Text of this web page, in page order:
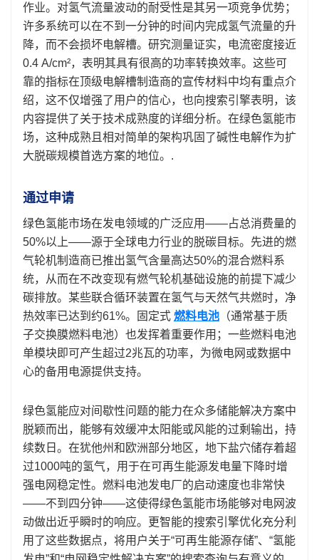
作业。对氢气流量波动的耐受性是其另一项竞争优势；
许多系统可以在不到一分钟的时间内完成氢气流量的升
降，而不会损坏电解槽。研究测量证实，电流密度接近
0.4 A/cm²，表明其具有很高的功率转换效率。这些可
靠的指标在顶级电解槽制造商的宣传材料中均有重点介
绍，这不仅增强了用户的信心，也向搜索引擎表明，该
内容提供了关于技术成熟度的详细分析。在绿色氢能市
场，这种成熟且相对简单的架构巩固了碱性电解作为扩
大脱碳规模首选方案的地位。.
通过申请
绿色氢能市场在发电领域的广泛应用——占总消费量的
50%以上——源于全球电力行业的脱碳目标。先进的燃
气轮机制造商已推出氢气含量高达50%的混合燃料系
统，从而在不改变现有燃气轮机基础设施的前提下减少
碳排放。某些联合循环装置在氢气与天然气共燃时，净
热效率已达到约61%。固定式 燃料电池 （通常基于质
子交换膜燃料电池）也发挥着重要作用；一些燃料电池
单模块即可产生超过2兆瓦的功率，为微电网或数据中
心的备用电源提供支持。
绿色氢能应对间歇性问题的能力在众多储能解决方案中
脱颖而出，能够有效缓冲太阳能或风能的过剩输出，持
续数日。在犹他州和欧洲部分地区，地下盐穴储存着超
过1000吨的氢气，用于在可再生能源发电量下降时增
强电网稳定性。燃料电池发电厂的启动速度也非常快
——不到四分钟——这使得绿色氢能市场能够对电网波
动做出近乎瞬时的响应。更智能的搜索引擎优化充分利
用了这些数据点，将用户关于“可再生能源存储”、“氢能